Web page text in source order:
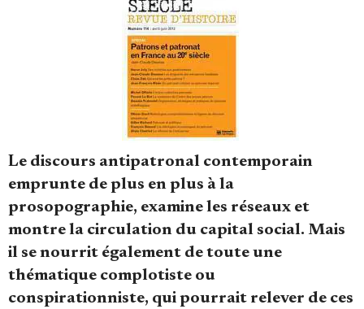
Faire un don
Demander à Vera
Le discours antipatronal contemporain
emprunte de plus en plus à la
prosopographie, examine les réseaux et
montre la circulation du capital social. Mais
il se nourrit également de toute une
thématique complotiste ou
conspirationniste, qui pourrait relever de ces